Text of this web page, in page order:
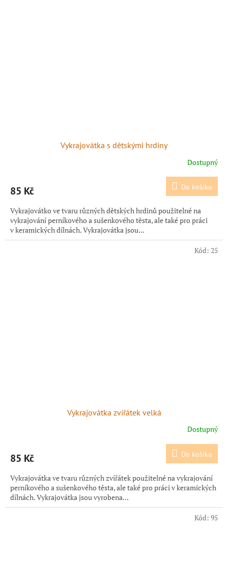
Vykrajovátka s dětskými hrdiny
Dostupný
85 Kč Do košíku
Vykrajovátko ve tvaru různých dětských hrdinů použitelné na
vykrajování perníkového a sušenkového těsta, ale také pro práci
v keramických dílnách. Vykrajovátka jsou...
Vykrajovátka zvířátek velká
Dostupný
85 Kč Do košíku
Vykrajovátka ve tvaru různých zvířátek použitelné na vykrajování
perníkového a sušenkového těsta, ale také pro práci v keramických
dílnách. Vykrajovátka jsou vyrobena...
Kód: 25
Kód: 95